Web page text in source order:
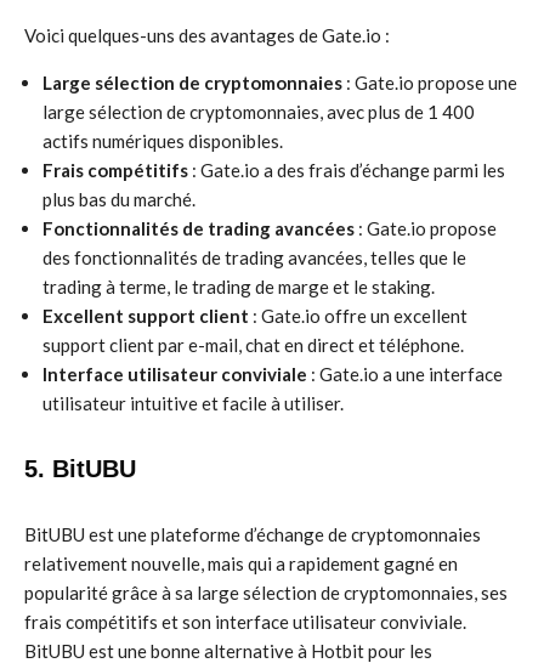
Voici quelques-uns des avantages de Gate.io :
Large sélection de cryptomonnaies : Gate.io propose une
large sélection de cryptomonnaies, avec plus de 1 400
actifs numériques disponibles.
Frais compétitifs : Gate.io a des frais d’échange parmi les
plus bas du marché.
Fonctionnalités de trading avancées : Gate.io propose
des fonctionnalités de trading avancées, telles que le
trading à terme, le trading de marge et le staking.
Excellent support client : Gate.io offre un excellent
support client par e-mail, chat en direct et téléphone.
Interface utilisateur conviviale : Gate.io a une interface
utilisateur intuitive et facile à utiliser.
5. BitUBU
BitUBU est une plateforme d’échange de cryptomonnaies
relativement nouvelle, mais qui a rapidement gagné en
popularité grâce à sa large sélection de cryptomonnaies, ses
frais compétitifs et son interface utilisateur conviviale.
BitUBU est une bonne alternative à Hotbit pour les